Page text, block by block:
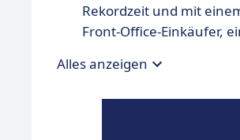
Rekordzeit und mit
Front-Office-Einkäufer,
Ihr Projekt zu starten
Alles anzeigen